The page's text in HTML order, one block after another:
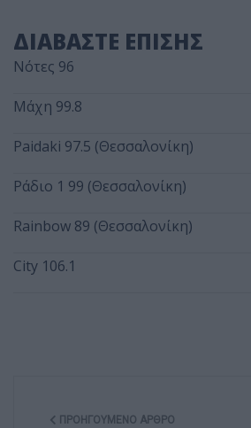
ΔΙΑΒΑΣΤΕ ΕΠΙΣΗΣ
Νότες 96
Μάχη 99.8
Paidaki 97.5 (Θεσσαλονίκη)
Ράδιο 1 99 (Θεσσαλονίκη)
Rainbow 89 (Θεσσαλονίκη)
City 106.1
ΠΡΟΗΓΟΎΜΕΝΟ ΆΡΘΡΟ